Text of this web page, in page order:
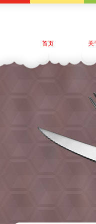
首页 关